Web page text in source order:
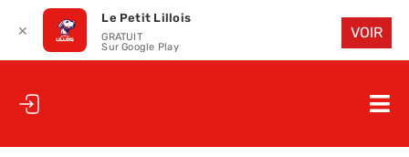
à
✕
Le Petit Lillois
GRATUIT
Sur Google Play
VOIR